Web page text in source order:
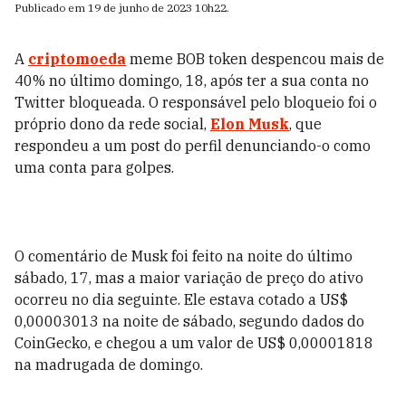
Publicado em 19 de junho de 2023 10h22.
A criptomoeda meme BOB token despencou mais de
40% no último domingo, 18, após ter a sua conta no
Twitter bloqueada. O responsável pelo bloqueio foi o
próprio dono da rede social, Elon Musk, que
respondeu a um post do perfil denunciando-o como
uma conta para golpes.
O comentário de Musk foi feito na noite do último
sábado, 17, mas a maior variação de preço do ativo
ocorreu no dia seguinte. Ele estava cotado a US$
0,00003013 na noite de sábado, segundo dados do
CoinGecko, e chegou a um valor de US$ 0,00001818
na madrugada de domingo.